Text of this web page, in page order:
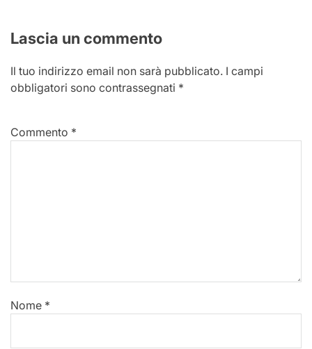
Lascia un commento
Il tuo indirizzo email non sarà pubblicato. I campi
obbligatori sono contrassegnati *
Commento *
Nome *